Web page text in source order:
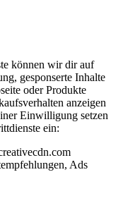
können wir dir auf
gesponserte Inhalte
oder Produkte
anzeigen
Einwilligung setzen
ein:
Ads